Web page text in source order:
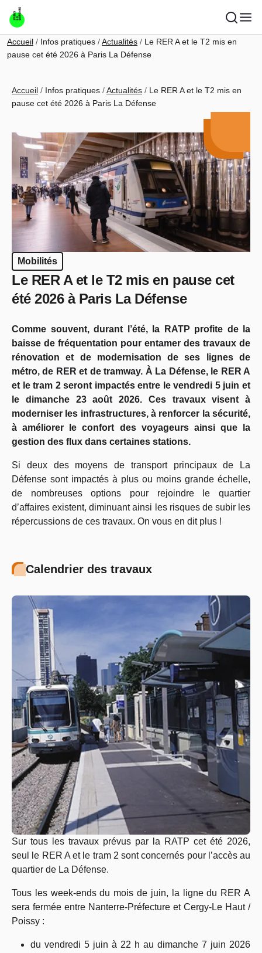
Aller au contenu principal
Fil d'Ariane
Accueil Infos pratiques Actualités
Le RER A et le T2 mis en
pause cet été 2026 à Paris La Défense
Fil d'Ariane
Accueil Infos pratiques Actualités
Le RER A et le T2 mis en
pause cet été 2026 à Paris La Défense
Mobilités
Le RER A et le T2 mis en pause cet
été 2026 à Paris La Défense
Comme souvent, durant l’été, la RATP profite de la
baisse de fréquentation pour entamer des travaux de
rénovation et de modernisation de ses lignes de
métro, de RER et de tramway. À La Défense, le RER A
et le tram 2 seront impactés entre le vendredi 5 juin et
le dimanche 23 août 2026. Ces travaux visent à
moderniser les infrastructures, à renforcer la sécurité,
à améliorer le confort des voyageurs ainsi que la
gestion des flux dans certaines stations.
Si deux des moyens de transport principaux de La
Défense sont impactés à plus ou moins grande échelle,
de nombreuses options pour rejoindre le quartier
d’affaires existent, diminuant ainsi les risques de subir les
répercussions de ces travaux. On vous en dit plus !
Calendrier des travaux
Sur tous les travaux prévus par la RATP cet été 2026,
seul le RER A et le tram 2 sont concernés pour l’accès au
quartier de La Défense.
Tous les week-ends du mois de juin, la ligne du RER A
sera fermée entre Nanterre-Préfecture et Cergy-Le Haut /
Poissy :
du vendredi 5 juin à 22 h au dimanche 7 juin 2026